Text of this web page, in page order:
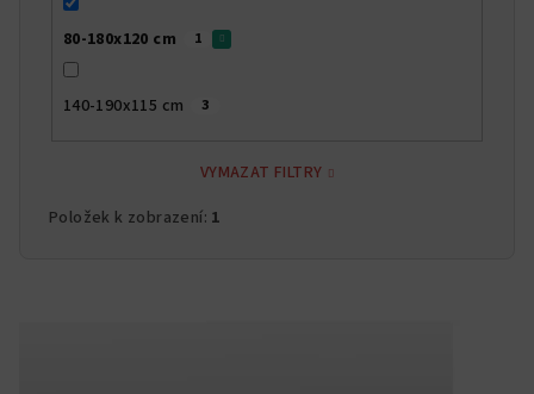
80-180x120 cm 1
140-190x115 cm 3
VYMAZAT FILTRY
Položek k zobrazení: 1